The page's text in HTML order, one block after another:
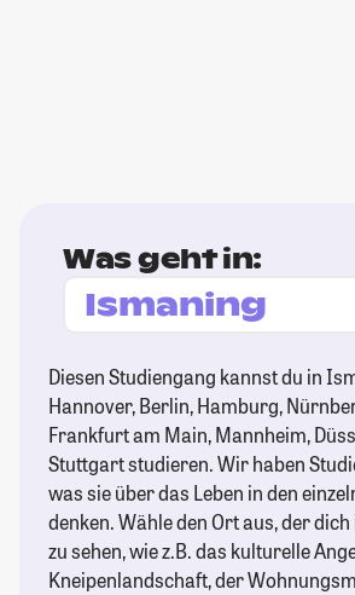
Was geht in:
Diesen Studiengang kannst du in
Hannover, Berlin, Hamburg,
Frankfurt am Main, Mannheim,
Stuttgart studieren. Wir haben
was sie über das Leben in den
denken. Wähle den Ort aus, der
zu sehen, wie z.B. das kulturelle
Kneipenlandschaft, der